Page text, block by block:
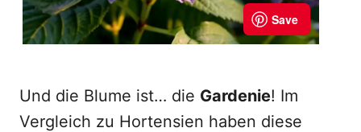
Und die Blume ist… die Gardenie! Im
Vergleich zu Hortensien haben diese